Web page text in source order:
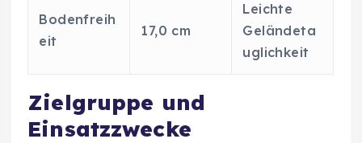
Bodenfreih
eit
17,0 cm
Leichte
Geländeta
uglichkeit
Zielgruppe und
Einsatzzwecke